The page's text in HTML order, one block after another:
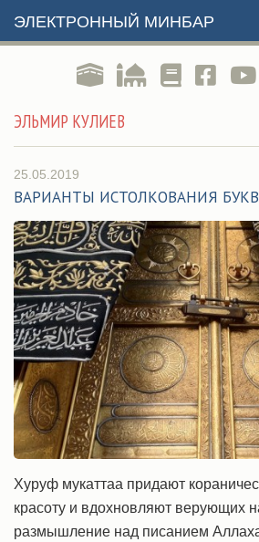
ЭЛЕКТРОННЫЙ МИНБАР
ЭЛЬМИР КУЛИЕВ
25.05.2019
ВАРИАНТЫ ИСТОЛКОВАНИЯ
Хуруф мукаттаа придают
красоту и вдохновляют верующих
размышление над писанием